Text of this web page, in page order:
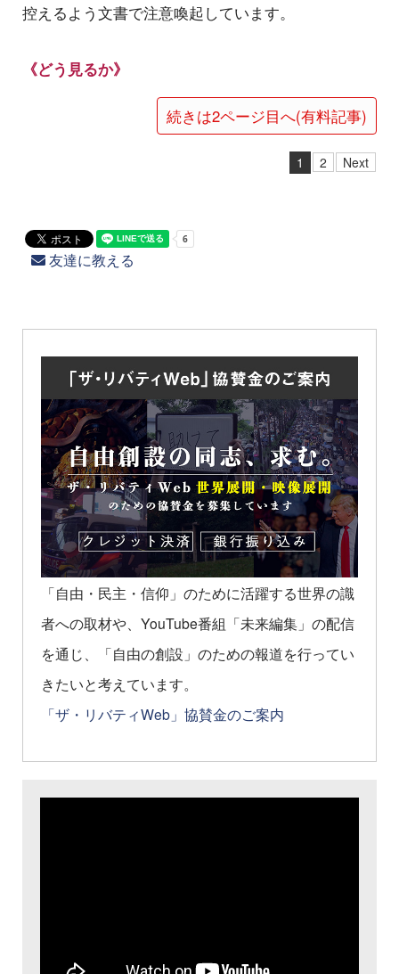
控えるよう文書で注意喚起しています。
《どう見るか》
続きは2ページ目へ(有料記事)
1 2 Next
友達に教える
「自由・民主・信仰」のために活躍する世界の識
者への取材や、YouTube番組「未来編集」の配信
を通じ、「自由の創設」のための報道を行ってい
きたいと考えています。
「ザ・リバティWeb」協賛金のご案内